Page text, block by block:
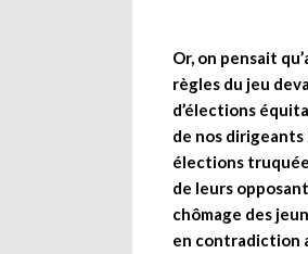
Or, on pensait
règles du jeu
d’élections
de nos
élections
de leurs
chômage des
en contradiction